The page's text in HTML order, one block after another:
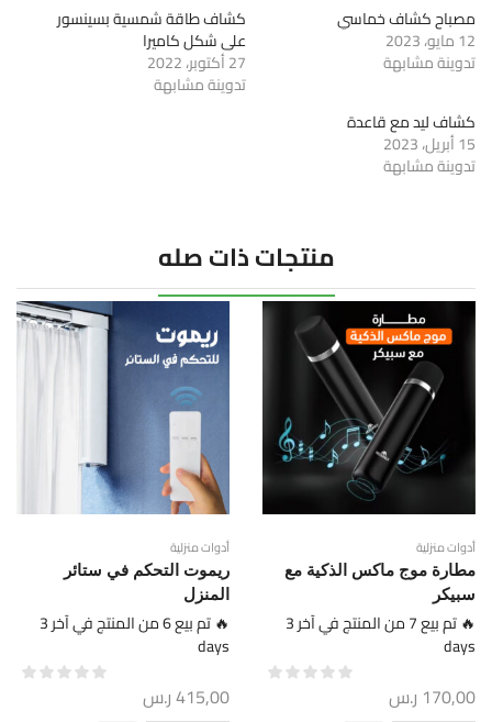
مصباح كشاف خماسي
12 مايو، 2023
تدوينة مشابهة
كشاف طاقة شمسية بسينسور
على شكل كاميرا
27 أكتوبر، 2022
تدوينة مشابهة
كشاف ليد مع قاعدة
15 أبريل، 2023
تدوينة مشابهة
منتجات ذات صله
أدوات منزلية
مطارة موج ماكس الذكية مع
سبيكر
🔥 تم بيع 7 من المنتج في آخر 3
days
170,00 ر.س
أدوات منزلية
ريموت التحكم في ستائر
المنزل
🔥 تم بيع 6 من المنتج في آخر 3
days
415,00ر.س